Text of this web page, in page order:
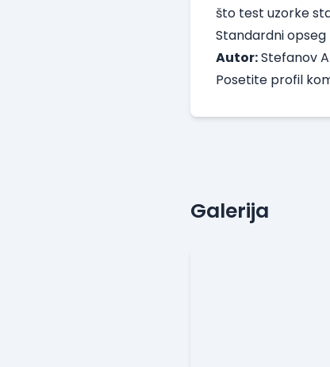
što test uzorke
Standardni opseg
Autor:Stefanov
Posetite profil
Galerija